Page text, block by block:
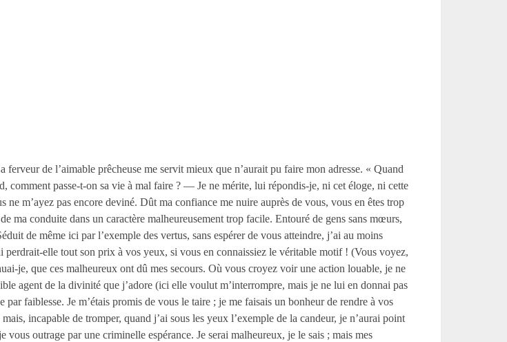
de l’aimable prêcheuse me servit mieux que n’aurait pu faire mon adresse. « Quand
comment passe-t-on sa vie à mal faire ? — Je ne mérite, lui répondis-je, ni cet éloge, ni cette
ne m’ayez pas encore deviné. Dût ma confiance me nuire auprès de vous, vous en êtes trop
ma conduite dans un caractère malheureusement trop facile. Entouré de gens sans mœurs,
de même ici par l’exemple des vertus, sans espérer de vous atteindre, j’ai au moins
perdrait-elle tout son prix à vos yeux, si vous en connaissiez le véritable motif ! (Vous voyez,
je, que ces malheureux ont dû mes secours. Où vous croyez voir une action louable, je ne
agent de la divinité que j’adore (ici elle voulut m’interrompre, mais je ne lui en donnai pas
faiblesse. Je m’étais promis de vous le taire ; je me faisais un bonheur de rendre à vos
incapable de tromper, quand j’ai sous les yeux l’exemple de la candeur, je n’aurai point
outrage par une criminelle espérance. Je serai malheureux, je le sais ; mais mes